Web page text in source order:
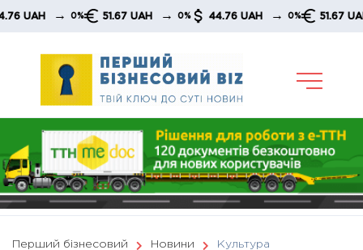
Skip
0% 51.67 UAH → 0% 44.76 UAH → 0% 51.67 UAH → 0%
Перший бізнесовий Новини Культура